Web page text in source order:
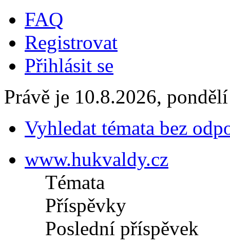
FAQ
Registrovat
Přihlásit se
Právě je 10.8.2026,
Vyhledat témata bez
www.hukvaldy.cz
Témata
Příspěvky
Poslední příspěvek